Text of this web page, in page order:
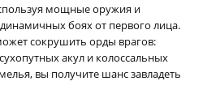
мощные оружия и
боях от первого лица.
сокрушить орды врагов:
акул и колоссальных
вы получите шанс завладеть